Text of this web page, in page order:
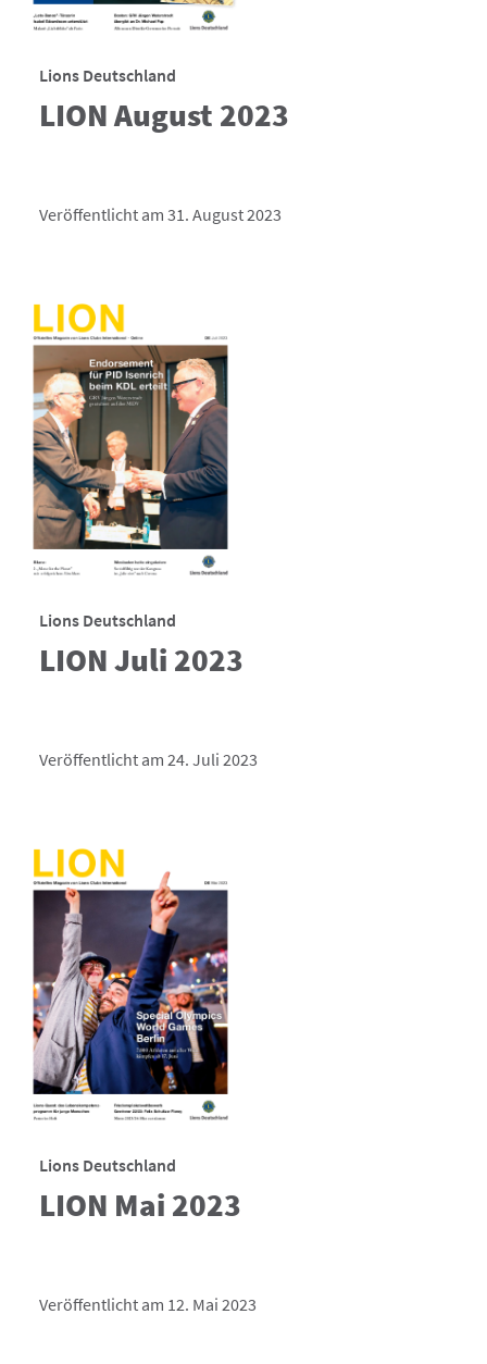
Lions Deutschland
LION August 2023
Veröffentlicht am 31. August 2023
Lions Deutschland
LION Juli 2023
Veröffentlicht am 24. Juli 2023
Lions Deutschland
LION Mai 2023
Veröffentlicht am 12. Mai 2023